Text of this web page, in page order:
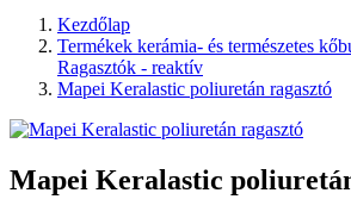
Kezdőlap
Termékek kerámia- és természetes
Ragasztók - reaktív
Mapei Keralastic poliuretán ragasztó
Mapei Keralastic